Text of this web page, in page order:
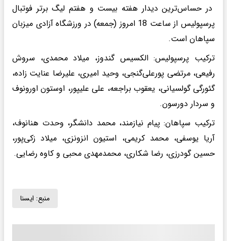
در حساس‌ترین دیدار هفته بیست و هفتم لیگ برتر فوتبال
پرسپولیس از ساعت 18 امروز (جمعه) در ورزشگاه آزادی میزبان
سپاهان است.
ترکیب پرسپولیس: الکسیس گندوز، میلاد محمدی، سروش
رفیعی، مرتضی پورعلی‌گنجی، وحید امیری، علیرضا عنایت زاده،
گئورگی گولسیانی، یعقوب براجعه، علی علیپور، اوستون اورونوف
و سردار دورسون.
ترکیب سپاهان: پیام نیازمند، محمد دانشگر، وحدت هنانوف‌،
آریا یوسفی، محمد کریمی، استیون انزونزی، میلاد زکی‌پور،
حسین گودرزی، رضا شکاری، محمدمهدی محبی و کاوه رضایی.
منبع: ايسنا